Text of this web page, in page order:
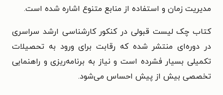
مدیریت زمان و استفاده از منابع متنوع اشاره شده است.
کتاب چک لیست قبولی در کنکور کارشناسی ارشد سراسری
در دوره‌ای منتشر شده که رقابت برای ورود به تحصیلات
تکمیلی بسیار فشرده است و نیاز به برنامه‌ریزی و راهنمایی
تخصصی بیش از پیش احساس می‌شود.